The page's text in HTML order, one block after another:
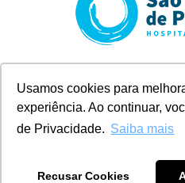
Usamos cookies para
experiência. Ao continuar,
de Privacidade. Saiba mais
Recusar Cookies
+ 55 (53)